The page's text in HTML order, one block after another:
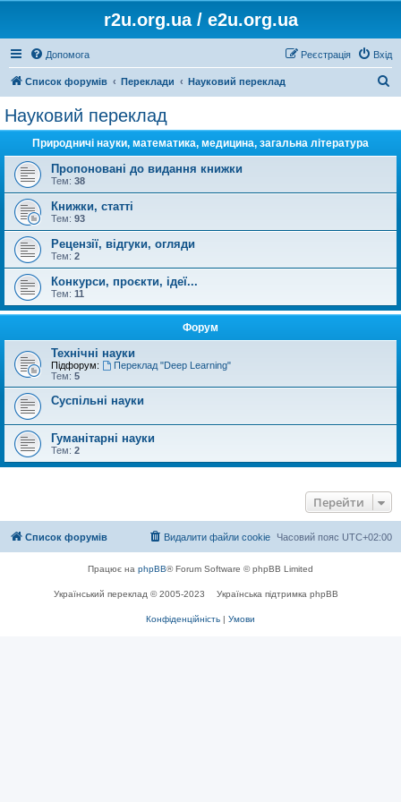
r2u.org.ua / e2u.org.ua
Допомога Вхід
Реєстрація
Список форумів Переклади Науковий переклад
Науковий переклад
Природничі науки, математика, медицина, загальна література
Пропоновані до видання книжки
Тем: 38
Книжки, статті
Тем: 93
Рецензії, відгуки, огляди
Тем: 2
Конкурси, проєкти, ідеї...
Тем: 11
Форум
Технічні науки
Підфорум:
Переклад "Deep Learning"
Тем: 5
Суспільні науки
Гуманітарні науки
Тем: 2
Перейти
Список форумів Часовий пояс UTC+02:00
Видалити файли cookie
Працює на phpBB® Forum Software © phpBB Limited
Український переклад © 2005-2023 Українська підтримка phpBB
Конфіденційність | Умови